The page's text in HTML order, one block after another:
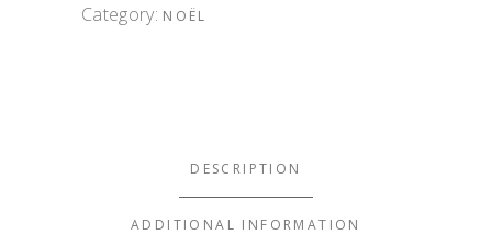
Category: NOËL
DESCRIPTION
ADDITIONAL INFORMATION